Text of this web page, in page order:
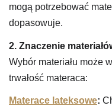
mogą potrzebować
dopasowuje.
2. Znaczenie
Wybór materiału może
trwałość materaca:
Materace lateksowe: